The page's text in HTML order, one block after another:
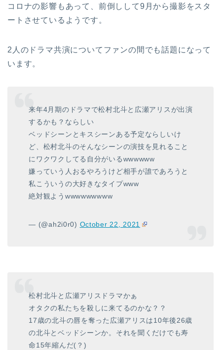
コロナの影響もあって、前倒しして9月から撮影をスタ
ートさせているようです。
2人のドラマ共演についてファンの間でも話題になって
います。
来年4月期のドラマで松村北斗と広瀬アリスが出演
するかも？ならしい
ベッドシーンとキスシーンある予定ならしいけ
ど、松村北斗のそんなシーンの演技を見れること
にワクワクしてる自分がいるwwwwww
嫌っていう人おるやろうけど相手が誰であろうと
私こういうの大好きなタイプwww
絶対観ようwwwwwwwww
— (@ah2i0r0) October 22, 2021
松村北斗と広瀬アリスドラマかぁ
オタクの私たちを殺しに来てるのかな？？
17歳の北斗の唇を奪った広瀬アリスは10年後26歳
の北斗とベッドシーンか。それを聞くだけでも寿
命15年縮んだ(？)